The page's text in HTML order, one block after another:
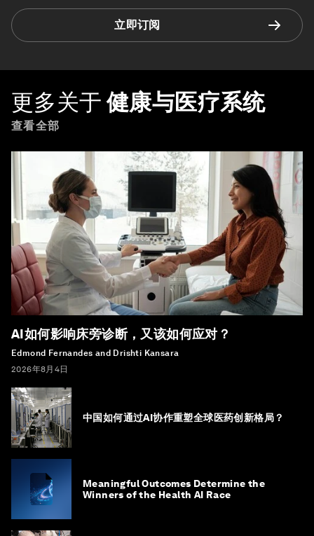
立即订阅
更多关于 健康与医疗系统
查看全部
AI如何影响床旁诊断，又该如何应对？
Edmond Fernandes and Drishti Kansara
2026年8月4日
中国如何通过AI协作重塑全球医药创新格局？
Meaningful Outcomes Determine the
Winners of the Health AI Race